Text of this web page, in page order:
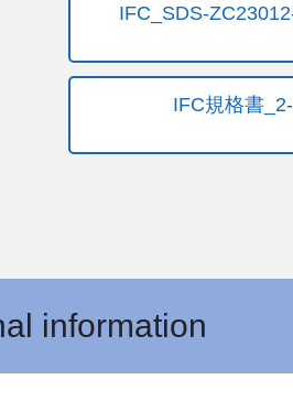
IFC_SDS-
IFC規格書
information